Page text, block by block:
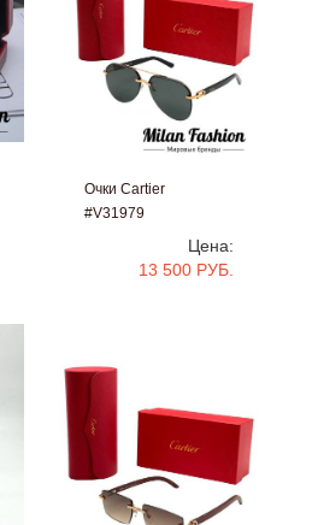
Очки Cartier
#V31979
Цена:
13 500 РУБ.